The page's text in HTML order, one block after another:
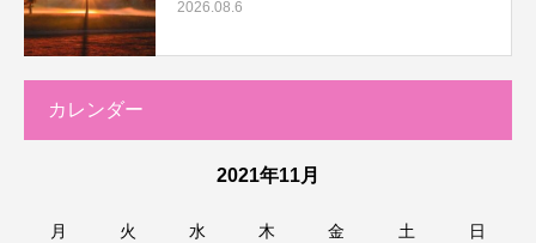
2026.08.6
カレンダー
2021年11月
月 火 水 木 金 土 日